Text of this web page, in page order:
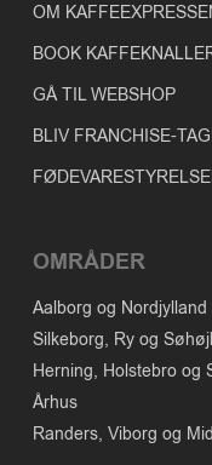
OM
BOOK
GÅ TIL WEBSHOP
BLIV FRANCHISE-
OMRÅDER
Aalborg og Nordjylland
Silkeborg, Ry og
Herning, Holstebro og
Århus
Randers, Viborg og